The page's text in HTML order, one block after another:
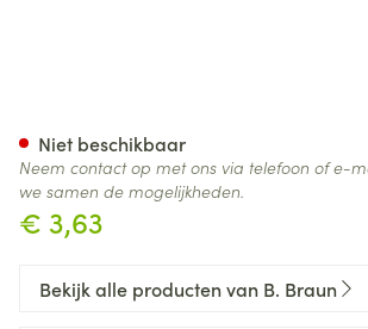
€ 3,63
Niet beschikbaar
Neem contact op met ons via telefoon of e-
we samen de mogelijkheden.
Bekijk alle producten van B. Braun